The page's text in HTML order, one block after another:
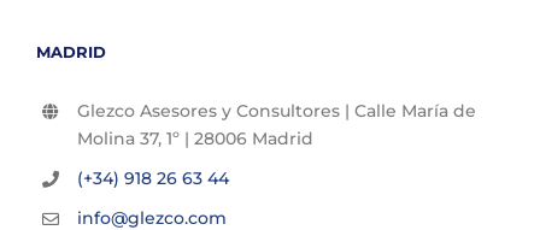
MADRID
Glezco Asesores y Consultores | Calle María de
Molina 37, 1º | 28006 Madrid
(+34) 918 26 63 44
info@glezco.com